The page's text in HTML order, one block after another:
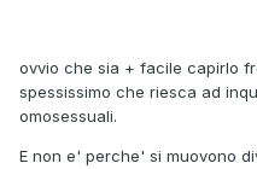
ovvio che sia + facile capirlo
spessissimo che riesca ad
omosessuali.
E non e' perche' si muovono